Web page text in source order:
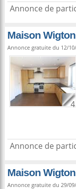
Annonce de
Maison Wigton
Annonce gratuite du 12/
4
Annonce de
Maison Wigton
Annonce gratuite du 29/